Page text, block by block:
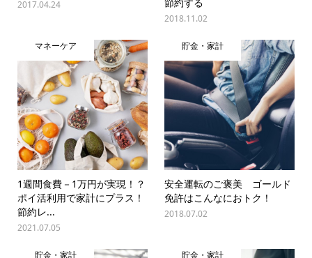
2017.04.24
2018.11.02
マネーケア
1週間食費－1万円が実現！？
ポイ活利用で家計にプラス！
節約レ...
2021.07.05
貯金・家計
安全運転のご褒美 ゴールド
免許はこんなにおトク！
2018.07.02
貯金・家計 貯金・家計